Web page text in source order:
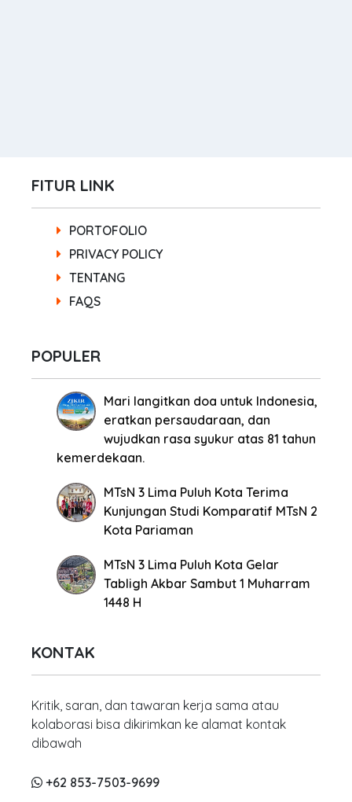
FITUR LINK
PORTOFOLIO
PRIVACY POLICY
TENTANG
FAQS
POPULER
Mari langitkan doa untuk Indonesia,
eratkan persaudaraan, dan
wujudkan rasa syukur atas 81 tahun
kemerdekaan.
MTsN 3 Lima Puluh Kota Terima
Kunjungan Studi Komparatif MTsN 2
Kota Pariaman
MTsN 3 Lima Puluh Kota Gelar
Tabligh Akbar Sambut 1 Muharram
1448 H
KONTAK
Kritik, saran, dan tawaran kerja sama atau
kolaborasi bisa dikirimkan ke alamat kontak
dibawah
+62 853-7503-9699